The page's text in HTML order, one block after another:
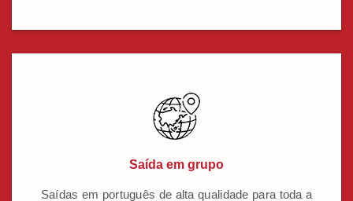
Saída em grupo
Saídas em português de alta qualidade para toda a